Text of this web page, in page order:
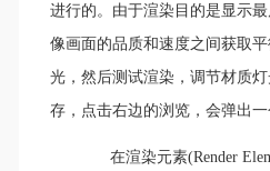
进行的。由于渲染目的是显示
像画面的品质和速度之间获取
光，然后测试渲染，调节材质
存，点击右边的浏览，会弹出
在渲染元素(Render